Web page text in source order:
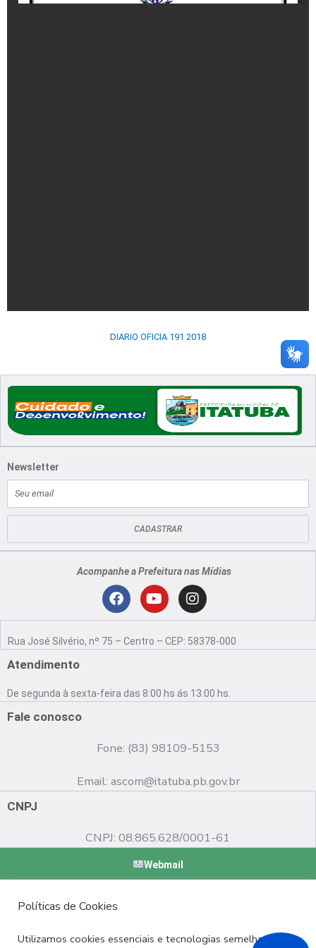
DIARIO OFICIA 191 2018
Newsletter
mail
CADASTRAR
Acompanhe a Prefeitura nas Mídias
F
c
o
o
Y
u
b
e
I
n
s
g
r
Rua José Silvério, nº 75 – Centro – CEP: 58378-000
Atendimento
De segunda à sexta-feira das 8:00 hs ás 13:00 hs.
Fale conosco
Fone: (83) 98109-5153
Email: ascom@itatuba.pb.gov.br
CNPJ
CNPJ: 08.865.628/0001-61
Webmail
Políticas de Cookies
Utilizamos cookies essenciais e tecnologias semelhantes de